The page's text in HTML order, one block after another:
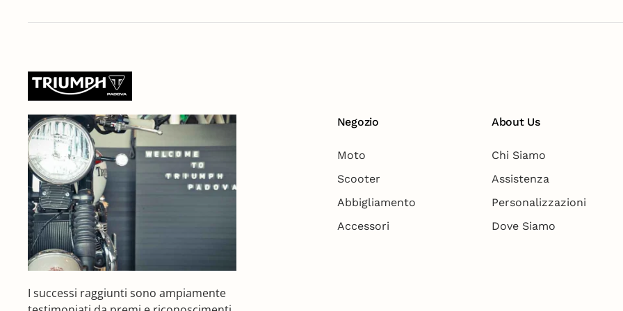
I successi raggiunti sono ampiamente
Negozio
Moto
Scooter
Abbigliamento
Accessori
About Us
Chi Siamo
Assistenza
Personalizzazioni
Dove Siamo